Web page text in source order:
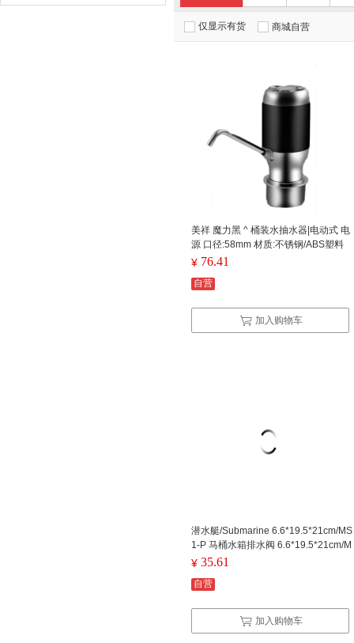
仅显示有货 商城自营
美祥 魔力黑 ^ 桶装水抽水器|电动式 电
源 口径:58mm 材质:不锈钢/ABS塑料
¥ 76.41
自营
加入购物车
潜水艇/Submarine 6.6*19.5*21cm/MS
1-P 马桶水箱排水阀 6.6*19.5*21cm/M
S1-P
¥ 35.61
自营
加入购物车